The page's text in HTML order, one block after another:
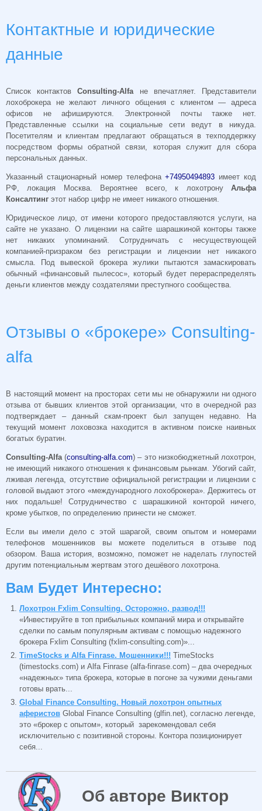
Контактные и юридические
данные
Список контактовConsulting-Alfaне впечатляет. Представители
лохоброкера не желают личного общения с клиентом — адреса
офисов не афишируются. Электронной почты также нет.
Представленные ссылки на социальные сети ведут в никуда.
Посетителям и клиентам предлагают обращаться в техподдержку
посредством формы обратной связи, которая служит для сбора
персональных данных.
Указанный стационарный номер телефона+74950494893 имеет код
РФ, локация Москва. Вероятнее всего, к лохотрону Альфа
Консалтинг этот набор цифр не имеет никакого отношения.
Юридическое лицо, от имени которого предоставляются услуги, на
сайте не указано. О лицензии на сайте шарашкиной конторы также
нет никаких упоминаний. Сотрудничать с несуществующей
компанией-призраком без регистрации и лицензии нет никакого
смысла. Под вывеской брокера жулики пытаются замаскировать
обычный «финансовый пылесос», который будет перераспределять
деньги клиентов между создателями преступного сообщества.
Отзывы о «брокере» Consulting-
alfa
В настоящий момент на просторах сети мы не обнаружили ни одного
отзыва от бывших клиентов этой организации, что в очередной раз
подтверждает – данный скам-проект был запущен недавно. На
текущий момент лоховозка находится в активном поиске наивных
богатых буратин.
Consulting-Alfa (consulting-alfa.com) – это низкобюджетный лохотрон,
не имеющий никакого отношения к финансовым рынкам. Убогий сайт,
лживая легенда, отсутствие официальной регистрации и лицензии с
головой выдают этого «международного лохоброкера». Держитесь от
них подальше! Сотрудничество с шарашкиной конторой ничего,
кроме убытков, по определению принести не сможет.
Если вы имели дело с этой шарагой, своим опытом и номерами
телефонов мошенников вы можете поделиться в отзыве под
обзором. Ваша история, возможно, поможет не наделать глупостей
другим потенциальным жертвам этого дешёвого лохотрона.
Вам Будет Интересно:
Лохотрон Fxlim Consulting. Осторожно, развод!!!
«Инвестируйте в топ прибыльных компаний мира и открывайте
сделки по самым популярным активам с помощью надежного
брокера Fxlim Consulting (fxlim-consulting.com)»...
TimeStocks и Alfa Finrase. Мошенники!!! TimeStocks
(timestocks.com) и Alfa Finrase (alfa-finrase.com) – два очередных
«надежных» типа брокера, которые в погоне за чужими деньгами
готовы врать...
Global Finance Consulting. Новый лохотрон опытных
аферистов Global Finance Consulting (glfin.net), согласно легенде,
это «брокер с опытом», который зарекомендовал себя
исключительно с позитивной стороны. Контора позиционирует
себя...
Об авторе Виктор